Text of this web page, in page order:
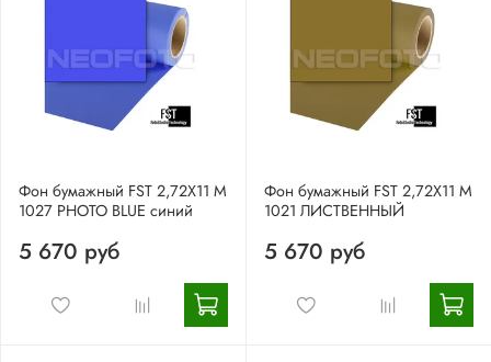
Фон бумажный FST 2,72X11 М
1027 PHOTO BLUE синий
5 670 руб
Фон бумажный FST 2,72X11 M
1021 ЛИСТВЕННЫЙ
5 670 руб